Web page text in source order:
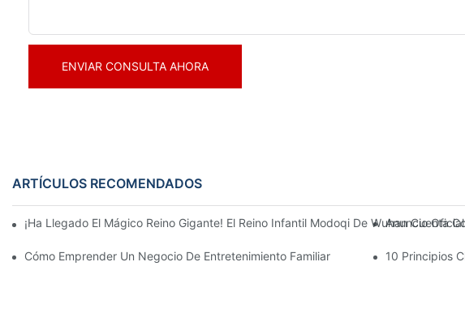
ENVIAR CONSULTA AHORA
ARTÍCULOS RECOMENDADOS
¡Ha Llegado El Mágico Reino Gigante! El Reino Infantil Modoqi De Wuhan Cuenta
Anuncio
Cómo Emprender Un Negocio De Entretenimiento Familiar 10 Principios